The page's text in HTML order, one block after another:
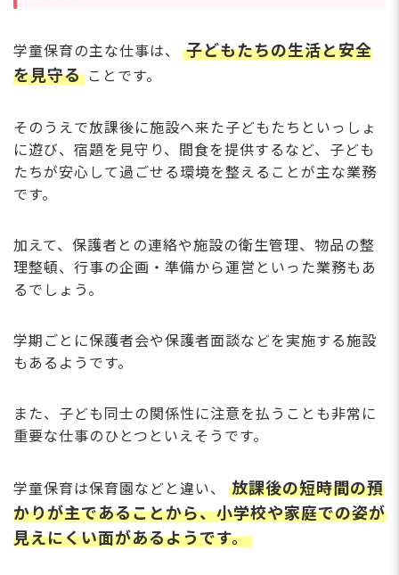
学童保育の主な仕事は、
子どもたちの生活と安全
を見守る ことです。
そのうえで放課後に施設へ来た子どもたちといっしょ
に遊び、宿題を見守り、間食を提供するなど、子ども
たちが安心して過ごせる環境を整えることが主な業務
です。
加えて、保護者との連絡や施設の衛生管理、物品の整
理整頓、行事の企画・準備から運営といった業務もあ
るでしょう。
学期ごとに保護者会や保護者面談などを実施する施設
もあるようです。
また、子ども同士の関係性に注意を払うことも非常に
重要な仕事のひとつといえそうです。
学童保育は保育園などと違い、
放課後の短時間の預
かりが主であることから、小学校や家庭での姿が
見えにくい面があるようです。